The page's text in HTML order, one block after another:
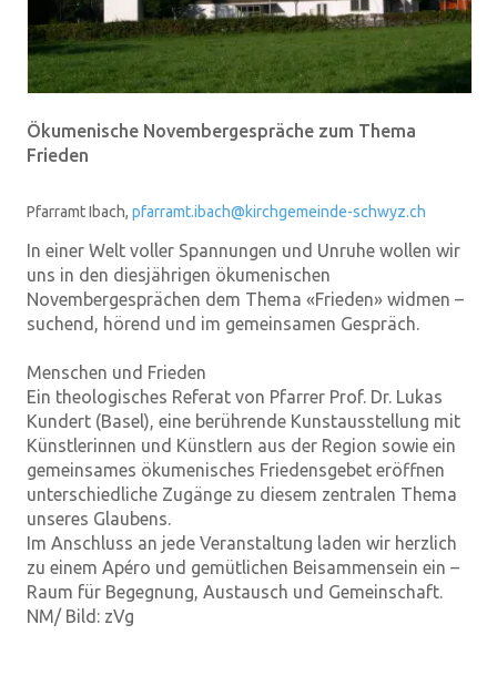
Ökumenische Novembergespräche zum Thema
Frieden
Pfarramt Ibach, pfarramt.ibach@kirchgemeinde-schwyz.ch
In einer Welt voller Spannungen und Unruhe wollen wir
uns in den diesjährigen ökumenischen
Novembergesprächen dem Thema «Frieden» widmen –
suchend, hörend und im gemeinsamen Gespräch.
Menschen und Frieden
Ein theologisches Referat von Pfarrer Prof. Dr. Lukas
Kundert (Basel), eine berührende Kunstausstellung mit
Künstlerinnen und Künstlern aus der Region sowie ein
gemeinsames ökumenisches Friedensgebet eröffnen
unterschiedliche Zugänge zu diesem zentralen Thema
unseres Glaubens.
Im Anschluss an jede Veranstaltung laden wir herzlich
zu einem Apéro und gemütlichen Beisammensein ein –
Raum für Begegnung, Austausch und Gemeinschaft.
NM/ Bild: zVg